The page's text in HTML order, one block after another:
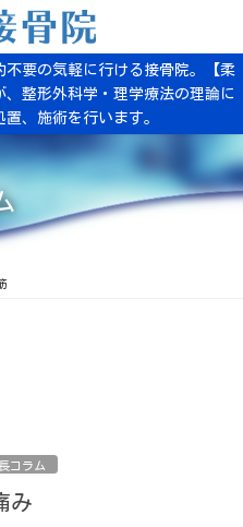
要の気軽に行ける接骨院。【柔
整形外科学・理学療法の理論に
、施術を行います。
コラム
み